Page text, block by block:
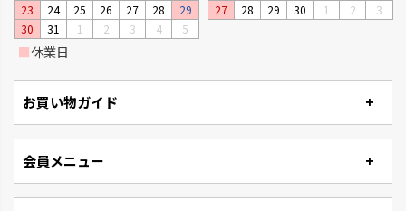
23
24 25 26 27 28
29
30
31 1 2 3 4 5
27
28 29 30 1 2 3
■休業日
お買い物ガイド
会員メニュー